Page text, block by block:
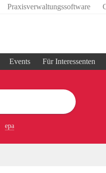
Praxisverwaltungssoftware
Events Für Interessenten
epa